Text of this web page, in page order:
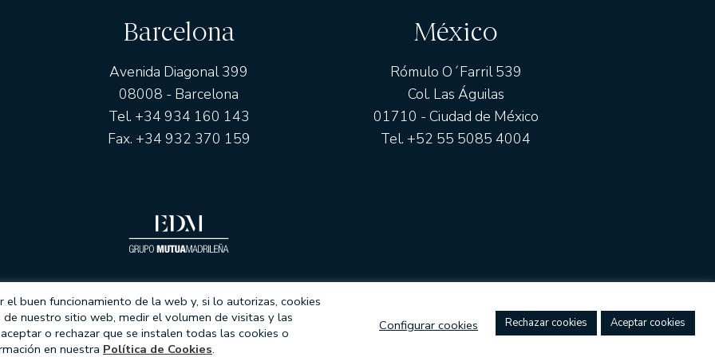
Barcelona
Avenida Diagonal 399
08008 - Barcelona
Tel. +34 934 160 143
Fax. +34 932 370 159
México
Rómulo O´Farril 539
Col. Las Águilas
01710 - Ciudad de México
Tel. +52 55 5085 4004
DE DATOS MODELOS DE CONTRATOS MIFID ATENCIÓN AL CLIENTE COMPROMISO ÉTICO CANAL DE
el buen funcionamiento de la web y, si lo autorizas, cookies
nuestro sitio web, medir el volumen de visitas y las
o rechazar que se instalen todas las cookies o
en nuestra
Política de Cookies.
aceptar cookies
rechazar cookies
configurar cookies